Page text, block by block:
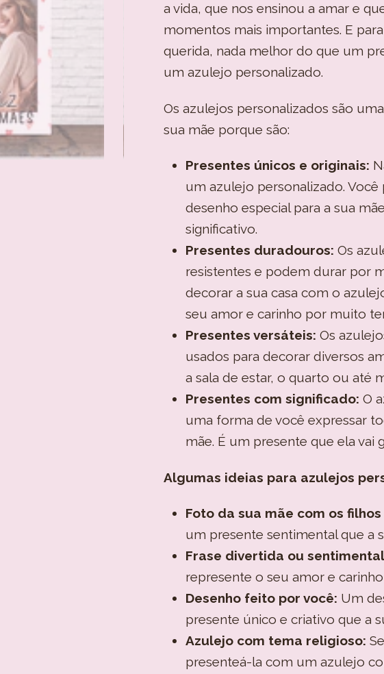
a vida, que nos ensinou a amar e
momentos mais importantes. E
querida, nada melhor do que um
um azulejo personalizado.
Os azulejos personalizados são
sua mãe porque são:
Presentes únicos e originais:
um azulejo personalizado.
desenho especial para a sua
significativo.
Presentes duradouros: Os
resistentes e podem durar por
decorar a sua casa com o
seu amor e carinho por muito
Presentes versáteis: Os
usados para decorar diversos
a sala de estar, o quarto ou até
Presentes com significado: O
uma forma de você expressar
mãe. É um presente que ela vai
Algumas ideias para azulejos
Foto da sua mãe com os
um presente sentimental que a
Frase divertida ou
represente o seu amor e
Desenho feito por você: Um
presente único e criativo que a
Azulejo com tema religioso:
presenteá-la com um azulejo